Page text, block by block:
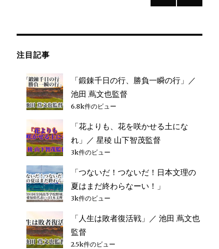
学
也
監
督
へ
る
絶
対
に
後
悔
に
は
繋
ら
な
い」
／
沖
縄
尚
学
ナ
ビ
ゲ
ー
シ
ョ
ン
注目記事
「鍛錬千日の行、勝負一瞬の行」／
池田 蔦文也監督
6.8k件のビュー
「花よりも、花を咲かせる土にな
れ」／ 星稜 山下智茂監督
3k件のビュー
「つないだ！つないだ！日本文理の
夏はまだ終わらなーい！」
3k件のビュー
「人生は敗者復活戦」／ 池田 蔦文也
監督
2.5k件のビュー